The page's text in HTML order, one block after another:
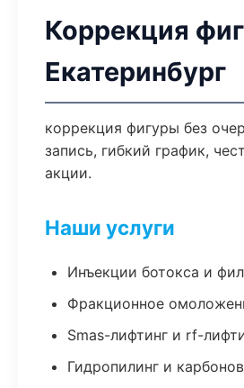
Коррекция
Екатеринбург
коррекция фигуры без
запись, гибкий график,
акции.
Наши услуги
Инъекции ботокса и
Фракционное
Smas-лифтинг и rf-
Гидропилинг и